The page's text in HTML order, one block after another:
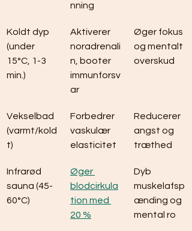
nning
Koldt dyp
(under
15°C, 1-3
min.)
Aktiverer
noradrenali
n, booter
immunforsv
ar
Øger fokus
og mentalt
overskud
Vekselbad
(varmt/kold
t)
Forbedrer
vaskulær
elasticitet
Reducerer
angst og
træthed
Infrarød
sauna (45-
60°C)
Øger
blodcirkula
tion med
20 %
Dyb
muskelafsp
ænding og
mental ro